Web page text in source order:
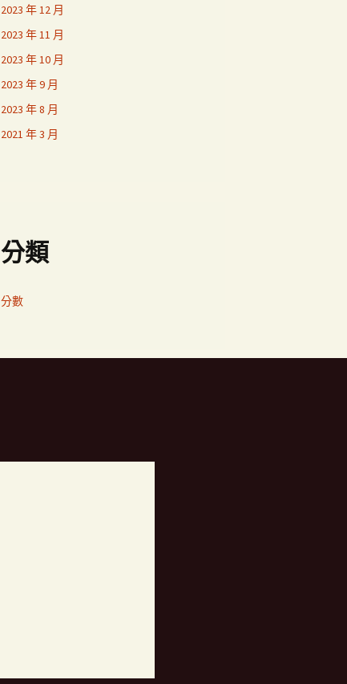
2023 年 12 月
2023 年 11 月
2023 年 10 月
2023 年 9 月
2023 年 8 月
2021 年 3 月
分類
分數